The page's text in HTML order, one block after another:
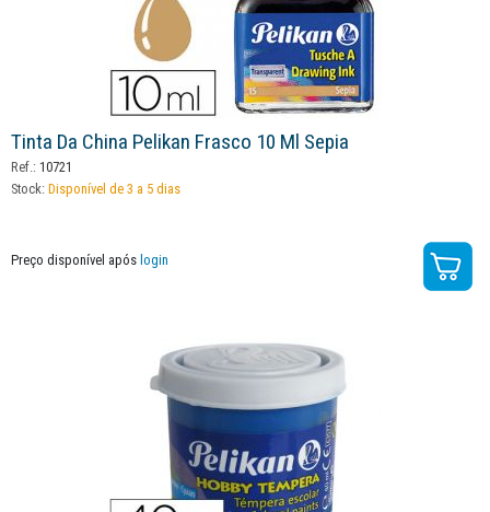
Tinta Da China Pelikan Frasco 10 Ml Sepia
Ref.: 10721
Stock: Disponível de 3 a 5 dias
Preço disponível após login